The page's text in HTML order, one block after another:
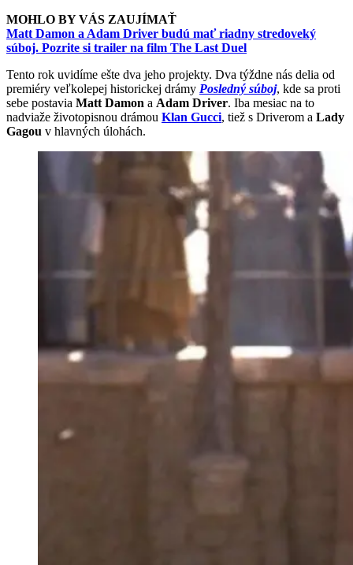
MOHLO BY VÁS ZAUJÍMAŤ
Matt Damon a Adam Driver budú mať riadny stredoveký
súboj. Pozrite si trailer na film The Last Duel
Tento rok uvidíme ešte dva jeho projekty. Dva týždne nás delia od
premiéry veľkolepej historickej drámy Posledný súboj, kde sa proti
sebe postavia Matt Damon a Adam Driver. Iba mesiac na to
nadviaže životopisnou drámou Klan Gucci, tiež s Driverom a Lady
Gagou v hlavných úlohách.